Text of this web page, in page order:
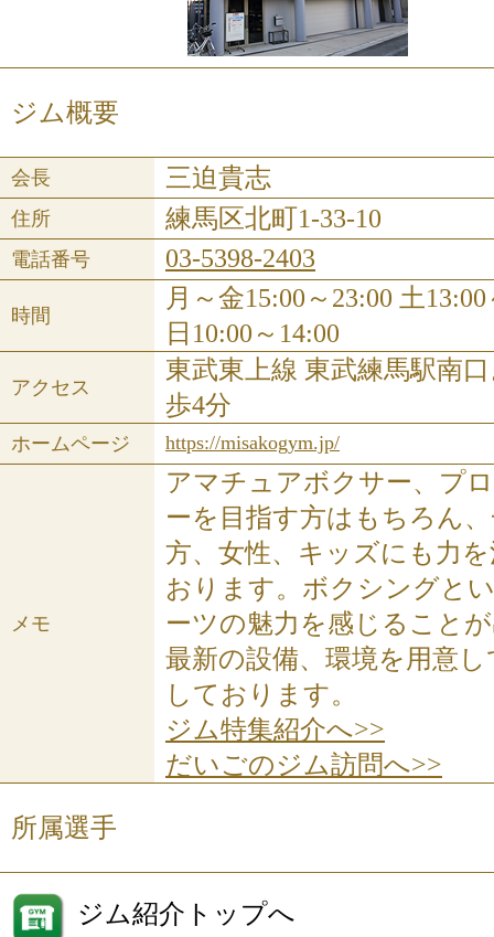
ジム概要
会長 三迫貴志
住所 練馬区北町1-33-10
電話番号 03-5398-2403
時間
月～金15:00～23:00 土13:00
日10:00～14:00
アクセス
東武東上線 東武練馬駅南
歩4分
ホームページ https://misakogym.jp/
メモ
アマチュアボクサー、プ
ーを目指す方はもちろん
方、女性、キッズにも力
おります。ボクシングと
ーツの魅力を感じること
最新の設備、環境を用意
しております。
ジム特集紹介へ>>
だいごのジム訪問へ>>
所属選手
ジム紹介トップへ